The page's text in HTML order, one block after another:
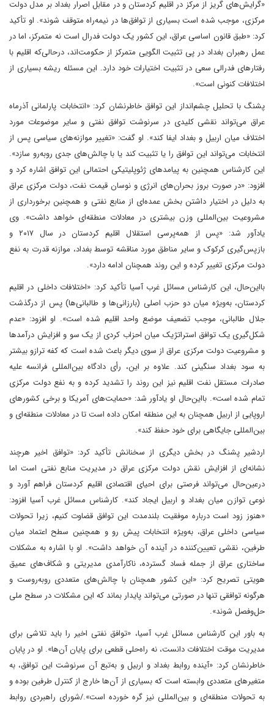
«گرایش‌های گریز از مرکز در اقلیم کردستان و در مقابل اصرار بغداد بر مدل دولت
مرکزی، موجب شده است بسیاری از توافق‌ها در نیمه‌راه متوقف شوند». او تأکید
کرد: «طبق قانون اساسی عراق، این کشور یک دولت فدرال است نه متمرکز، اما در
عمل رهبران بغداد در پی تثبیت الگویی متمرکز از حکومت‌اند، درحالی‌که اقلیم با
رفتارهای فدرالی سعی در تثبیت اختیارات خود دارد. این مسئله ریشه بسیاری از
اختلافات کنونی است».
پشنگ با تحلیل چشم‌انداز این توافق خاطرنشان کرد: «انتخابات پارلمانی آذرماه
عراق می‌تواند نقشی کلیدی در سرنوشت توافق نفتی و سایر موضوعات مورد
اختلاف میان اربیل و بغداد ایفا کند». او گفت: «تغییر موازنه‌های سیاسی پس از
انتخابات می‌تواند این توافق را یا تثبیت کند یا با چالش‌های جدی روبه‌رو سازد».
این کارشناس همچنین به پیامدهای ژئوپلیتیکی احتمالی این توافق اشاره کرد و
افزود: «در صورت بروز بحران‌های انرژی و نوسان قیمت نفت، دولت مرکزی عراق
به دلیل در اختیار داشتن بخش عمده‌ای از منابع نفتی و همچنین برخورداری از
مشروعیت بین‌المللی وزن بیشتری در معادلات منطقه‌ای خواهد داشت». وی
یادآور شد: «پس از همه‌پرسی استقلال اقلیم کردستان در سال ۲۰۱۷ و
بازپس‌گیری کرکوک و سایر مناطق مورد مناقشه توسط بغداد، موازنه قدرت به نفع
دولت مرکزی تغییر کرده و این روند همچنان ادامه دارد».
بااین‌حال، این کارشناس مسائل غرب آسیا تأکید کرد: «اختلافات داخلی در اقلیم
کردستان، به‌ویژه میان دو حزب اصلی (بارزانی‌ها و طالبانی‌ها) پس از درگذشت
جلال طالبانی، موجب تضعیف موضع واحد اقلیم شده است». او افزود: «عدم
شکل‌گیری یک توافق استراتژیک میان احزاب کردی از یک سو و افزایش درآمدها
و مشروعیت دولت مرکزی عراق از سوی دیگر باعث شده است که کفه ترازو بیشتر
به سود بغداد سنگینی کند. علاوه بر این، رأی دادگاه بین‌المللی فرانسه علیه
صادرات مستقل نفت اقلیم نیز این روند را تشدید کرده و به نفع دولت مرکزی
تمام شده است». بااین‌حال او یادآور شد: «حمایت‌های آمریکا و برخی کشورهای
اروپایی از اربیل همچنان به این منطقه امکان داده است تا در معادلات منطقه‌ای و
بین‌المللی جایگاهی برای خود حفظ کند».
اردشیر پشنگ در بخش دیگری از سخنانش تأکید کرد: «توافق اخیر هرچند
نشانه‌ای از افزایش نقش دولت مرکزی عراق در مدیریت منابع نفتی است اما
درعین‌حال می‌تواند فرصتی برای احیای اقتصادی اقلیم کردستان فراهم آورد و
نوعی توازن میان بغداد و اربیل ایجاد کند». کارشناس مسائل غرب آسیا افزود:
«هنوز زود است درباره موفقیت بلندمدت این توافق قضاوت کنیم، زیرا تحولات
سیاسی داخلی عراق، به‌ویژه انتخابات پیش رو و همچنین سطح اعتماد میان
طرفین، نقشی تعیین‌کننده در آینده آن خواهد داشت». او با اشاره به مشکلات
ساختاری عراق از جمله فساد گسترده، ناکارآمدی مدیریتی و شکاف‌های عمیق
هویتی تصریح کرد: «این کشور همچنان با چالش‌های متعددی روبه‌روست و
هرگونه توافقی تنها در صورتی می‌تواند پایدار بماند که این مشکلات در سطح ملی
حل‌وفصل شوند».
به باور این کارشناس مسائل غرب آسیا، «توافق نفتی اخیر را باید تلاشی برای
مدیریت موقت اختلافات دانست، نه راه‌حلی قطعی برای پایان آن‌ها». او در پایان
خاطرنشان کرد: «آینده روابط بغداد و اربیل و به‌تبع آن سرنوشت این توافق، به
متغیرهای متعددی وابسته است که بسیاری از آن‌ها خارج از کنترل طرفین بوده و
به تحولات منطقه‌ای و بین‌المللی نیز گره خورده است»./شورای راهبردی روابط